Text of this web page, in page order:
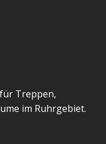
Treppen,
im Ruhrgebiet.